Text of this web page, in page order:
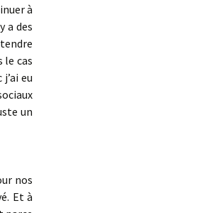
à
a des
le cas
eu
un
nos
Et à